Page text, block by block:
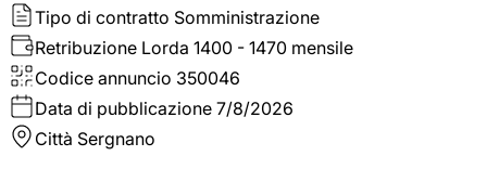
Tipo di contratto Somministrazione
Retribuzione Lorda 1400 - 1470 mensile
Codice annuncio 350046
Data di pubblicazione 7/8/2026
Città Sergnano